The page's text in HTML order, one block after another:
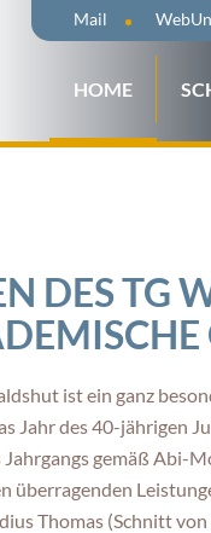
Navigation
überspringen
Mail
überspringen
HOME
DES TG
ist ein ganz
Jahr des 40-jährigen
gemäß Abi-
Thomas (Schnitt